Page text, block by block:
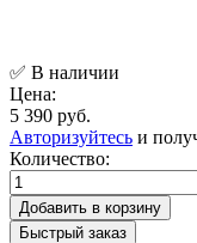
✅ В наличии
Цена:
5 390 руб.
Авторизуйтесь и
Количество:
Добавить в корзину
Быстрый заказ